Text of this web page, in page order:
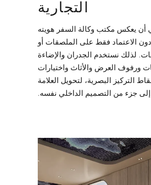
التجارية
أن يعكس مكتب وكالة السفر هويته
الاعتماد فقط على الملصقات أو
لذلك نستخدم الجدران والإضاءة
ورفوف العرض والأثاث واختيارات
التركيز البصرية، لتحويل العلامة
إلى جزء من التصميم الداخلي نفسه.